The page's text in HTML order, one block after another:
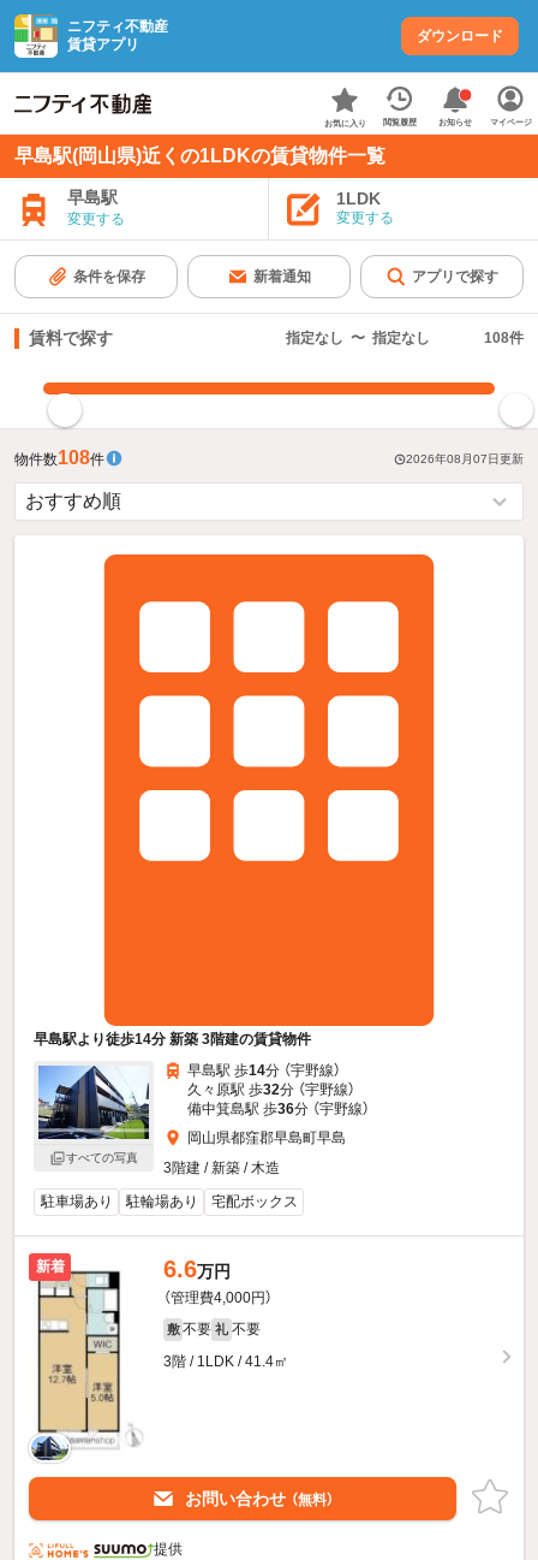
ニフティ不動産
賃貸アプリ
ダウンロード
お気に入り 閲覧履歴 お知らせ マイページ
早島駅(岡山県)近くの1LDKの賃貸物件一覧
早島駅
変更する
1LDK
変更する
条件を保存 新着通知 アプリで探す
賃料で探す 指定なし 〜 指定なし 108件
物件数108件 2026年08月07日更新
早島駅より徒歩14分 新築 3階建の賃貸物件
すべての写真
早島駅 歩14分 （宇野線）
久々原駅 歩32分 （宇野線）
備中箕島駅 歩36分 （宇野線）
岡山県都窪郡早島町早島
3階建 / 新築 / 木造
駐車場あり
駐輪場あり 宅配ボックス
新着 6.6万円
（管理費4,000円）
敷 不要 礼 不要
3階 / 1LDK / 41.4㎡
お問い合わせ （無料）
提供